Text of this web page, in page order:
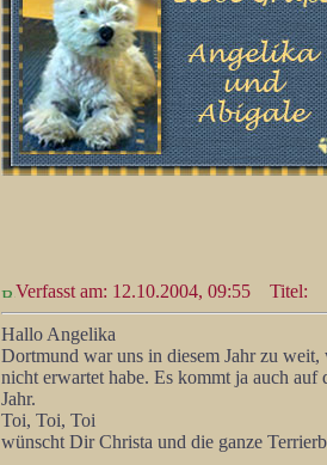
Verfasst am: 12.10.2004, 09:55 Titel:
Hallo Angelika
Dortmund war uns in diesem Jahr zu
nicht erwartet habe. Es kommt ja auch
Jahr.
Toi, Toi, Toi
wünscht Dir Christa und die ganze